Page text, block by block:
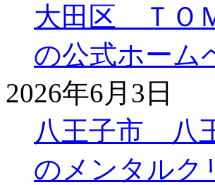
大田区 ＴＯ
の公式ホーム
2026年6月3日
八王子市 八
のメンタルク